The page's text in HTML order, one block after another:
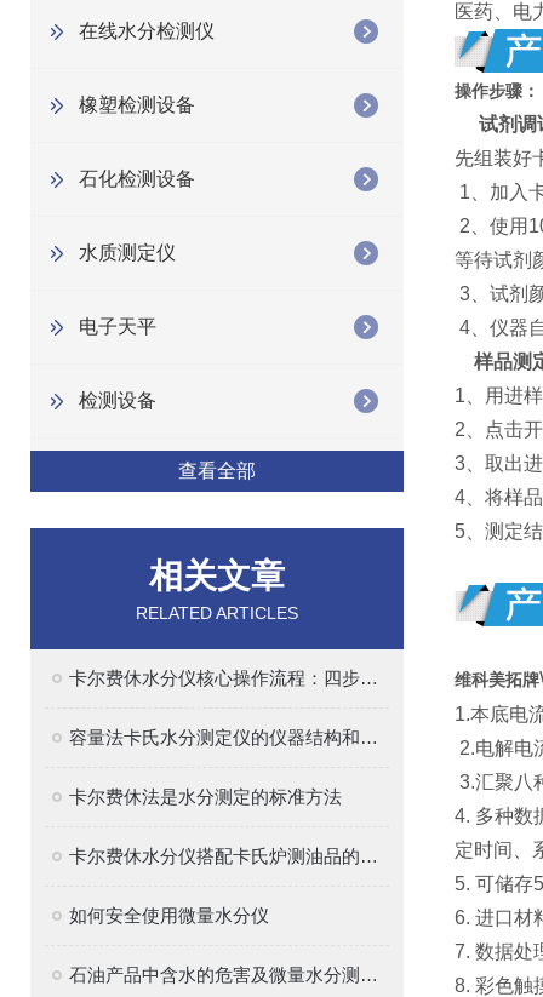
在线水分检测仪
橡塑检测设备
石化检测设备
水质测定仪
电子天平
检测设备
查看全部
相关文章
RELATED ARTICLES
卡尔费休水分仪核心操作流程：四步法确保精准
容量法卡氏水分测定仪的仪器结构和原理解析
卡尔费休法是水分测定的标准方法
卡尔费休水分仪搭配卡氏炉测油品的水分
如何安全使用微量水分仪
石油产品中含水的危害及微量水分测定的意义
医药、电
操作步骤：
试剂调
先组装好
1、加入
2、使用
等待试剂
3、试剂
4、仪器
样品测
1、用进
2、点击
3、取出
4、将样
5、测定
维科美拓牌
1.本底电
2.电解电
3.汇聚八
4. 多种数
定时间、
5. 可储存
6. 进口材
7. 数据处
8. 彩色触